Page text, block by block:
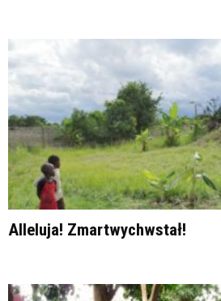
Alleluja! Zmartwychwstał!